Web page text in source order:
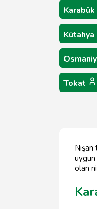
Karabük
Kütahya
Tokat
Nişan
olan